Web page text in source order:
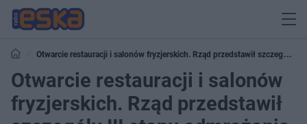
Otwarcie restauracji i salonów fryzjerskich. Rząd przedstawił szczegóły
III etapu odmrażania gospodarki
Otwarcie restauracji i salonów
fryzjerskich. Rząd przedstawił